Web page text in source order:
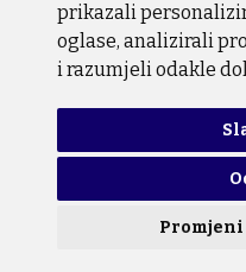
prikazali
oglase, analizirali
i razumjeli odakle
Promjeni
Pravila o zaštiti privatnosti